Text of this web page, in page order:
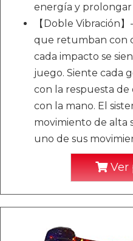
energía y
【Doble Vibración
que retumban con
cada impacto se
juego. Siente cada
con la respuesta
con la mano. El
movimiento de alta
uno de sus
Ver